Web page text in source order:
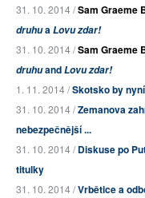
31. 10. 2014 /Sam Graeme
druhuaLovu zdar!
31. 10. 2014 /Sam Graeme
druhuandLovu zdar!
1. 11. 2014 /Skotsko by
31. 10. 2014 /Zemanova
nebezpečnější ...
31. 10. 2014 /Diskuse po
titulky
31. 10. 2014 /Vrbětice a